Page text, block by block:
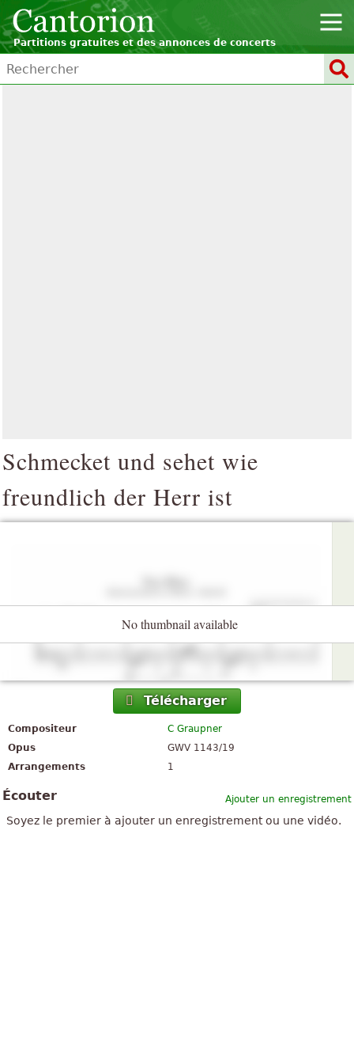
Partitions gratuites et des annonces de concerts
Schmecket und sehet wie
freundlich der Herr ist
No thumbnail available
Télécharger
Compositeur
C Graupner
Opus
GWV 1143/19
Arrangements
1
Ajouter un enregistrement
Écouter
Soyez le premier à ajouter un enregistrement ou une vidéo.